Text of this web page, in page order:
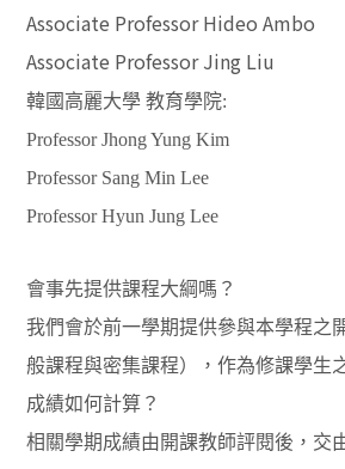
Associate Professor Hideo Ambo
Associate Professor Jing Liu
韓國高麗大學 教育學院:
Professor Jhong Yung Kim
Professor Sang Min Lee
Professor Hyun Jung Lee
會事先提供課程大綱嗎？
我們會於前一學期提供參與本學程之
般課程與密集課程），作為修課學生
成績如何計算？
相關學期成績由開課教師評閱後，交